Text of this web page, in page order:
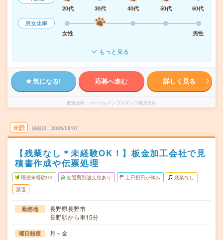
20代
30代 40代 50代
60代
男女比率
女性
男性
もっと見る
気になる! 応募へ進む 詳しく見る
派遣会社 パーソルテンプスタッフ株式会社
未読 掲載日 2026/08/07
【残業なし＊未経験OK！】板金加工会社で見
積書作成や伝票処理
職種未経験OK 交通費別途支給あり 土日祝日が休み 残業なし
派遣
勤務地
長野県長野市
長野駅から車15分
曜日頻度 月～金